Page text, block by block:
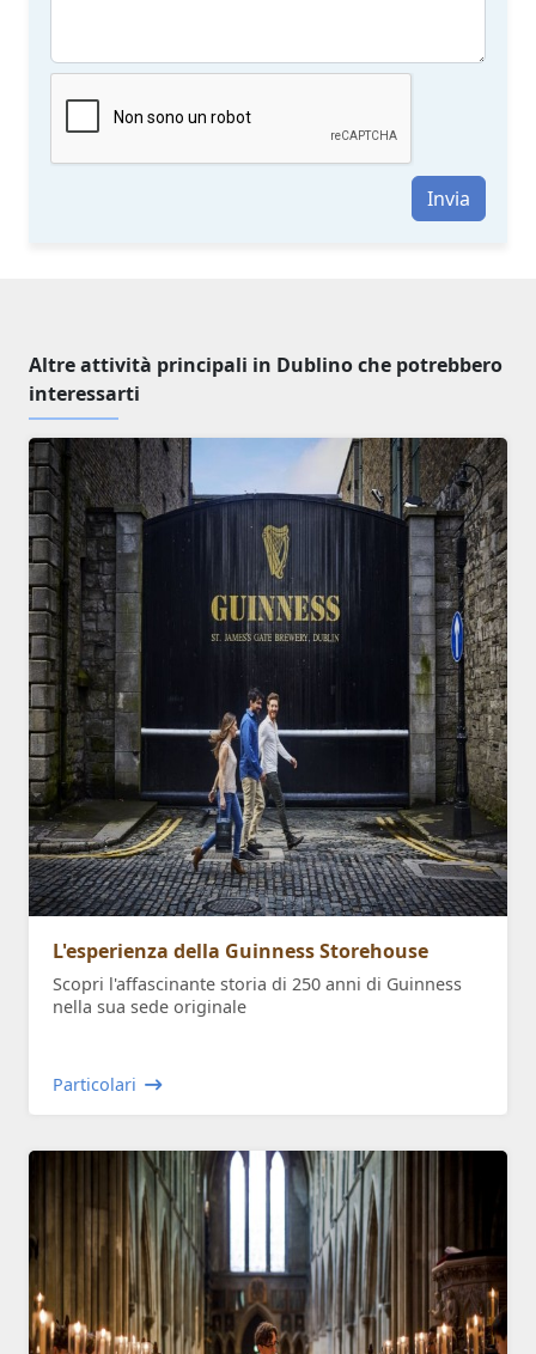
Invia
Altre attività principali in Dublino che potrebbero
interessarti
L'esperienza della Guinness Storehouse
Scopri l'affascinante storia di 250 anni di Guinness
nella sua sede originale
Particolari